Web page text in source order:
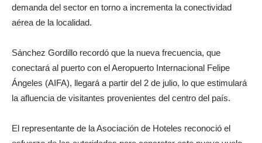
demanda del sector en torno a incrementa la conectividad
aérea de la localidad.
Sánchez Gordillo recordó que la nueva frecuencia, que
conectará al puerto con el Aeropuerto Internacional Felipe
Ángeles (AIFA), llegará a partir del 2 de julio, lo que estimulará
la afluencia de visitantes provenientes del centro del país.
El representante de la Asociación de Hoteles reconoció el